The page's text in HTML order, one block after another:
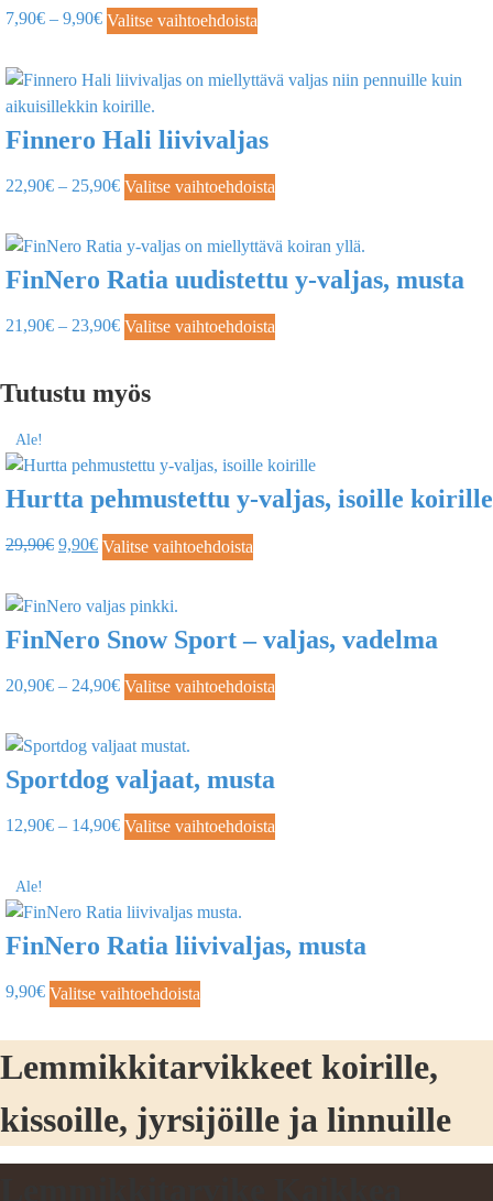
7,90€ – 9,90€ Valitse vaihtoehdoista
Finnero Hali liivivaljas
22,90€ – 25,90€ Valitse vaihtoehdoista
FinNero Ratia uudistettu y-valjas, musta
21,90€ – 23,90€ Valitse vaihtoehdoista
Tutustu myös
Ale!
Hurtta pehmustettu y-valjas, isoille koirille
29,90€ 9,90€ Valitse vaihtoehdoista
FinNero Snow Sport – valjas, vadelma
20,90€ – 24,90€ Valitse vaihtoehdoista
Sportdog valjaat, musta
12,90€ – 14,90€ Valitse vaihtoehdoista
Ale!
FinNero Ratia liivivaljas, musta
9,90€ Valitse vaihtoehdoista
Lemmikkitarvikkeet koirille,
kissoille, jyrsijöille ja linnuille